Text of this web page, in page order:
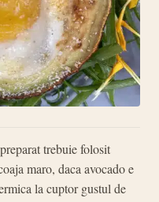
trebuie folosit
maro, daca avocado e
la cuptor gustul de